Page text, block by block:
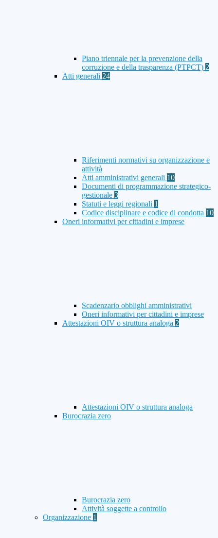
Piano triennale per la prevenzione della
corruzione e della trasparenza (PTPCT) 2
Atti generali 24
Riferimenti normativi su organizzazione e
attività
Atti amministrativi generali 10
Documenti di programmazione strategico-
gestionale 3
Statuti e leggi regionali 1
Codice disciplinare e codice di condotta 10
Oneri informativi per cittadini e imprese
Scadenzario obblighi amministrativi
Oneri informativi per cittadini e imprese
Attestazioni OIV o struttura analoga 2
Attestazioni OIV o struttura analoga
Burocrazia zero
Burocrazia zero
Attività soggette a controllo
Organizzazione 1